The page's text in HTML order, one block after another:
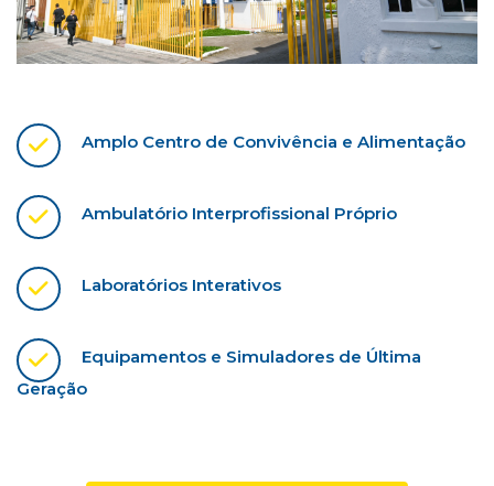
Amplo Centro de Convivência e Alimentação
Ambulatório Interprofissional Próprio
Laboratórios Interativos
Equipamentos e Simuladores de Última
Geração